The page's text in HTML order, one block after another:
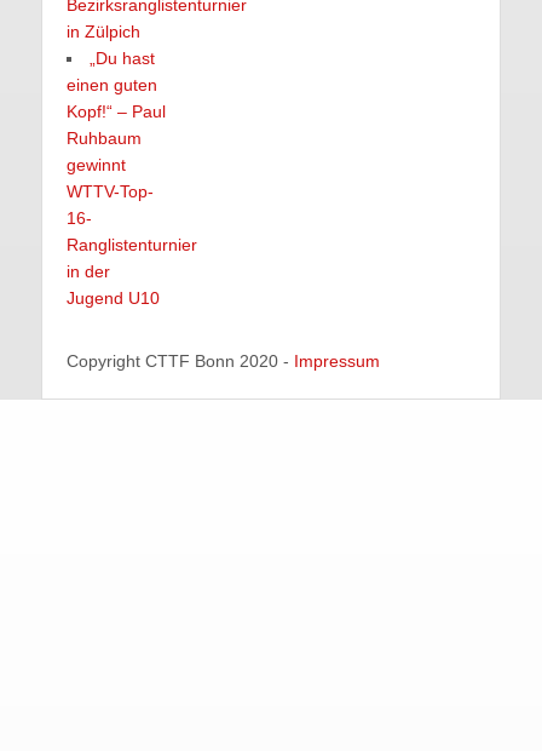
Bezirksranglistenturnier
in Zülpich
„Du hast
einen guten
Kopf!“ – Paul
Ruhbaum
gewinnt
WTTV-Top-
16-
Ranglistenturnier
in der
Jugend U10
Copyright CTTF Bonn 2020 - Impressum